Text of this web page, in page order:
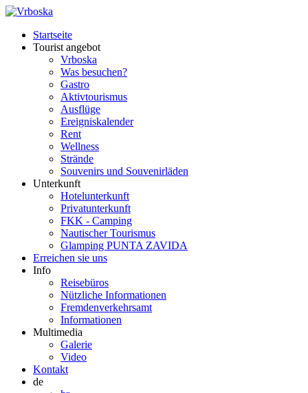
Startseite
Tourist angebot
Vrboska
Was besuchen?
Gastro
Aktivtourismus
Ausflüge
Ereigniskalender
Rent
Wellness
Strände
Souvenirs und Souvenirläden
Unterkunft
Hotelunterkunft
Privatunterkunft
FKK - Camping
Nautischer Tourismus
Glamping PUNTA ZAVIDA
Erreichen sie uns
Info
Reisebüros
Nützliche Informationen
Fremdenverkehrsamt
Informationen
Multimedia
Galerie
Video
Kontakt
de